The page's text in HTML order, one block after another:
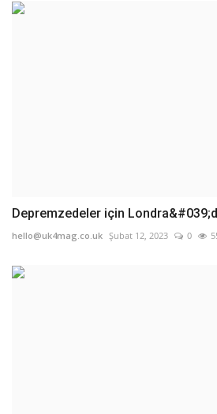
Depremzedeler için
hello@uk4mag.co.uk Şubat 12, 2023 0